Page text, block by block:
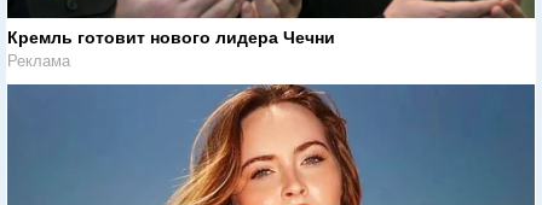
Кремль готовит нового лидера Чечни
Реклама